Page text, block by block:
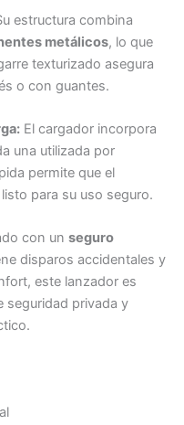
estructura combina
metálicos, lo que
texturizado asegura
o con guantes.
El cargador incorpora
una utilizada por
permite que el
para su uso seguro.
con un seguro
disparos accidentales y
este lanzador es
seguridad privada y